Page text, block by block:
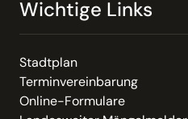
Wichtige Links
Stadtplan
Terminvereinbarung
Online-Formulare